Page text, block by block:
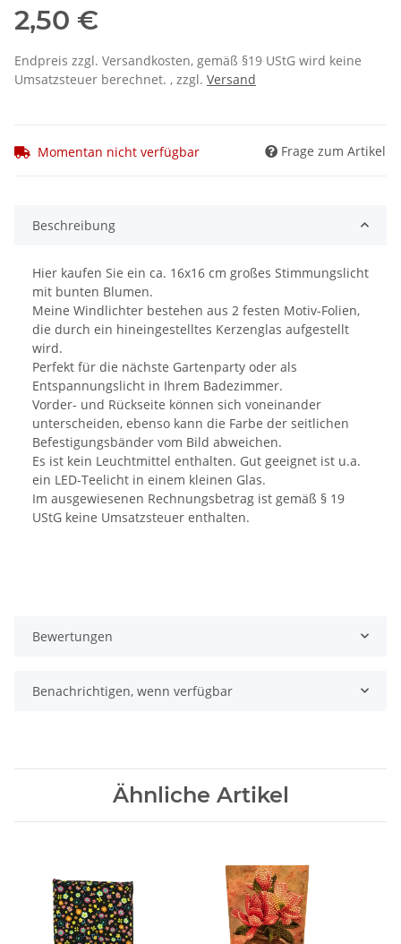
2,50 €
Endpreis zzgl. Versandkosten, gemäß §19 UStG wird keine
Umsatzsteuer berechnet. , zzgl. Versand
Momentan nicht verfügbar Frage zum Artikel
Beschreibung
Hier kaufen Sie ein ca. 16x16 cm großes Stimmungslicht
mit bunten Blumen.
Meine Windlichter bestehen aus 2 festen Motiv-Folien,
die durch ein hineingestelltes Kerzenglas aufgestellt
wird.
Perfekt für die nächste Gartenparty oder als
Entspannungslicht in Ihrem Badezimmer.
Vorder- und Rückseite können sich voneinander
unterscheiden, ebenso kann die Farbe der seitlichen
Befestigungsbänder vom Bild abweichen.
Es ist kein Leuchtmittel enthalten. Gut geeignet ist u.a.
ein LED-Teelicht in einem kleinen Glas.
Im ausgewiesenen Rechnungsbetrag ist gemäß § 19
UStG keine Umsatzsteuer enthalten.
Bewertungen
Benachrichtigen, wenn verfügbar
Ähnliche Artikel